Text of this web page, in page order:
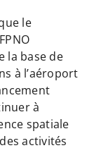
le
la base de
à l’aéroport
à
spatiale
activités